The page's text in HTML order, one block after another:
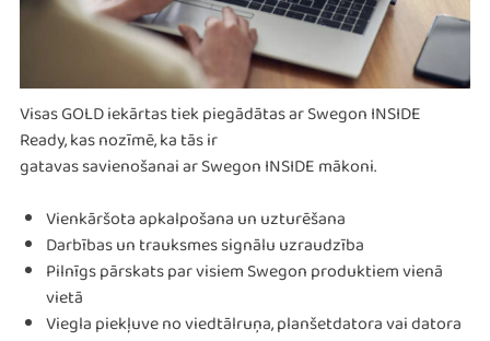
Visas GOLD iekārtas tiek piegādātas ar Swegon INSIDE
Ready, kas nozīmē, ka tās ir
gatavas savienošanai ar Swegon INSIDE mākoni.
Vienkāršota apkalpošana un uzturēšana
Darbības un trauksmes signālu uzraudzība
Pilnīgs pārskats par visiem Swegon produktiem vienā
vietā
Viegla piekļuve no viedtālruņa, planšetdatora vai datora